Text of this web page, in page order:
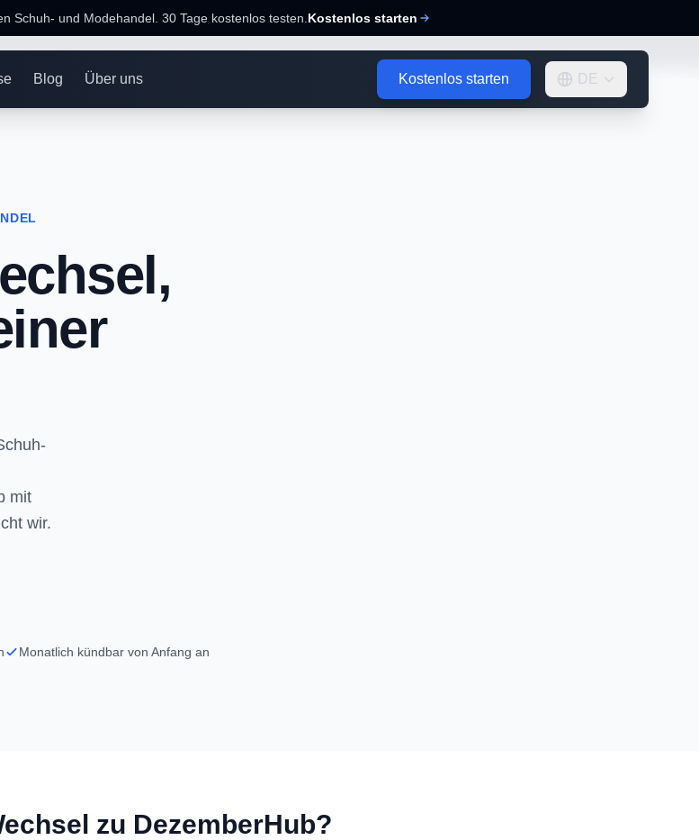
Schuh- und Modehandel. 30 Tage kostenlos testen. Kostenlos starten
Blog Über uns Kostenlos starten DE
mit
wir.
Monatlich kündbar von Anfang an
zu DezemberHub?